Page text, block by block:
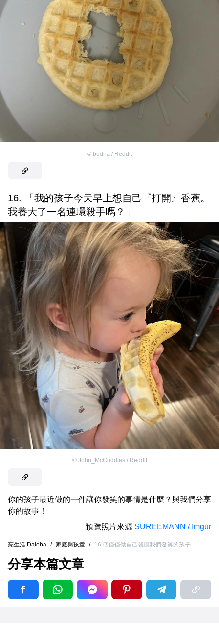
© budna / Reddit
16. 「我的孩子今天早上想自己『打開』香蕉。
我養大了一名連環殺手嗎？」
© John_McCuddles / Reddit
你的孩子最近做的一件讓你發笑的事情是什麼？與我們分享
你的故事！
預覽照片來源 SUREEMANN / Imgur
亮生活 Daleba / 家庭與孩童 / 16 個僅僅做自己就讓我們發笑的孩子
分享本篇文章